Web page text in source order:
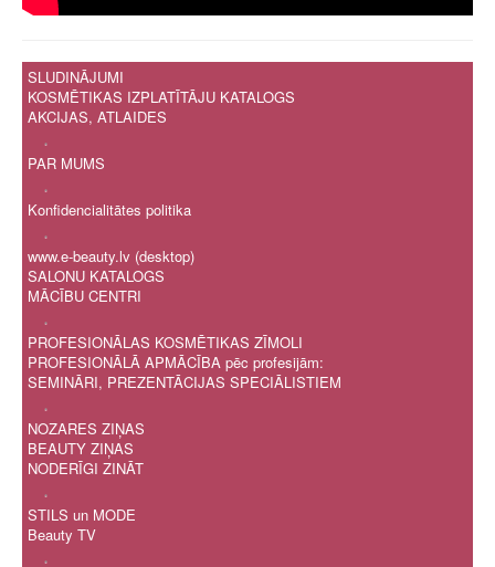
SLUDINĀJUMI
KOSMĒTIKAS IZPLATĪTĀJU KATALOGS
AKCIJAS, ATLAIDES
.
PAR MUMS
.
Konfidencialitātes politika
.
www.e-beauty.lv (desktop)
SALONU KATALOGS
MĀCĪBU CENTRI
.
PROFESIONĀLAS KOSMĒTIKAS ZĪMOLI
PROFESIONĀLĀ APMĀCĪBA pēc profesijām:
SEMINĀRI, PREZENTĀCIJAS SPECIĀLISTIEM
.
NOZARES ZIŅAS
BEAUTY ZIŅAS
NODERĪGI ZINĀT
.
STILS un MODE
Beauty TV
.